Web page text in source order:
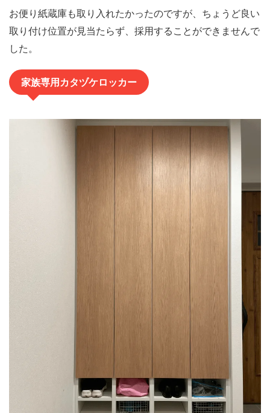
お便り紙蔵庫も取り入れたかったのですが、ちょうど良い
取り付け位置が見当たらず、採用することができませんで
した。
家族専用カタヅケロッカー